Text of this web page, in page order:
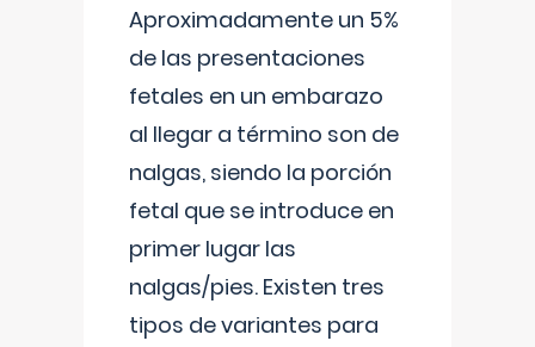
Aproximadamente un 5%
de las presentaciones
fetales en un embarazo
al llegar a término son de
nalgas, siendo la porción
fetal que se introduce en
primer lugar las
nalgas/pies. Existen tres
tipos de variantes para